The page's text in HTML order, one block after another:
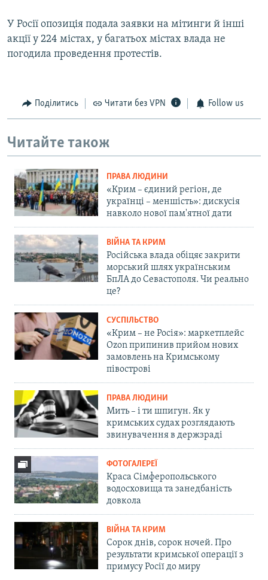
У Росії опозиція подала заявки на мітинги й інші
акції у 224 містах, у багатьох містах влада не
погодила проведення протестів.
Поділитись Читати без VPN Follow us
Читайте також
ПРАВА ЛЮДИНИ
«Крим – єдиний регіон, де
українці – меншість»: дискусія
навколо нової пам'ятної дати
ВІЙНА ТА КРИМ
Російська влада обіцяє закрити
морський шлях українським
БпЛА до Севастополя. Чи реально
це?
СУСПІЛЬСТВО
«Крим – не Росія»: маркетплейс
Ozon припинив прийом нових
замовлень на Кримському
півострові
ПРАВА ЛЮДИНИ
Мить – і ти шпигун. Як у
кримських судах розглядають
звинувачення в держзраді
ФОТОГАЛЕРЕЇ
Краса Сімферопольського
водосховища та занедбаність
довкола
ВІЙНА ТА КРИМ
Сорок днів, сорок ночей. Про
результати кримської операції з
примусу Росії до миру